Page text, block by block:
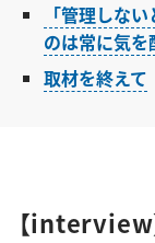
「管理しな
のは常に気を
取材を終えて
【interview